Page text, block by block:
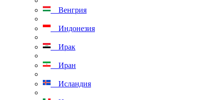
Венгрия
Индонезия
Ирак
Иран
Исландия